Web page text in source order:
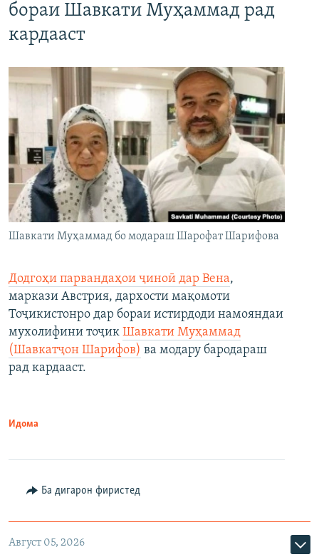
бораи Шавкати Муҳаммад рад
кардааст
Шавкати Муҳаммад бо модараш Шарофат Шарифова
Додгоҳи парвандаҳои ҷиноӣ дар Вена,
маркази Австрия, дархости мақомоти
Тоҷикистонро дар бораи истирдоди намояндаи
мухолифини тоҷик Шавкати Муҳаммад
(Шавкатҷон Шарифов) ва модару бародараш
рад кардааст.
Идома
Ба дигарон фиристед
Август 05, 2026